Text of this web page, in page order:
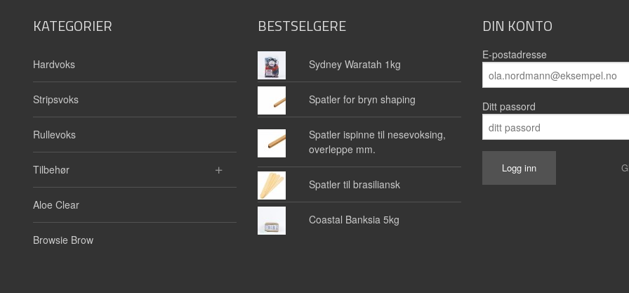
KATEGORIER
Hardvoks
Stripsvoks
Rullevoks
Tilbehør
Aloe Clear
Browsie Brow
BESTSELGERE
Sydney Waratah 1kg
Spatler for bryn shaping
Spatler ispinne til nesevoksing,
overleppe mm.
Spatler til brasiliansk
Coastal Banksia 5kg
DIN KONTO
E-postadresse
Ditt passord